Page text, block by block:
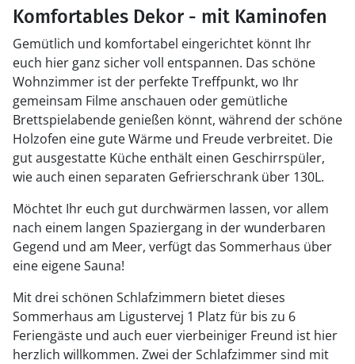
Komfortables Dekor - mit Kaminofen
Gemütlich und komfortabel eingerichtet könnt Ihr
euch hier ganz sicher voll entspannen. Das schöne
Wohnzimmer ist der perfekte Treffpunkt, wo Ihr
gemeinsam Filme anschauen oder gemütliche
Brettspielabende genießen könnt, während der schöne
Holzofen eine gute Wärme und Freude verbreitet. Die
gut ausgestatte Küche enthält einen Geschirrspüler,
wie auch einen separaten Gefrierschrank über 130L.
Möchtet Ihr euch gut durchwärmen lassen, vor allem
nach einem langen Spaziergang in der wunderbaren
Gegend und am Meer, verfügt das Sommerhaus über
eine eigene Sauna!
Mit drei schönen Schlafzimmern bietet dieses
Sommerhaus am Ligustervej 1 Platz für bis zu 6
Feriengäste und auch euer vierbeiniger Freund ist hier
herzlich willkommen. Zwei der Schlafzimmer sind mit